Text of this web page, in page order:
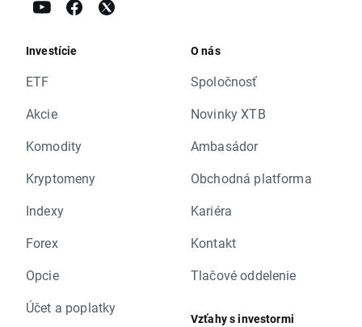
Investície
ETF
Akcie
Komodity
Kryptomeny
Indexy
Forex
Opcie
Účet a poplatky
O nás
Spoločnosť
Novinky XTB
Ambasádor
Obchodná platforma
Kariéra
Kontakt
Tlačové oddelenie
Vzťahy s investormi